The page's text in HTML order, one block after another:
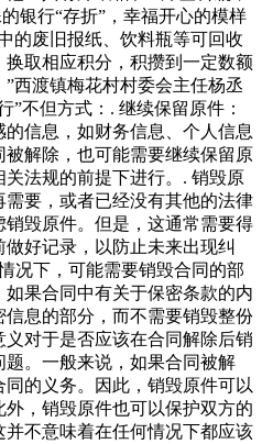
银行“存折”，幸福开心的模样
的废旧报纸、饮料瓶等可回收
取相应积分，积攒到一定数额
西渡镇梅花村村委会主任杨丞
”不但方式：. 继续保留原件：
信息，如财务信息、个人信息
解除，也可能需要继续保留原
法规的前提下进行。. 销毁原
要，或者已经没有其他的法律
毁原件。但是，这通常需要得
好记录，以防止未来出现纠
况下，可能需要销毁合同的部
果合同中有关于保密条款的内
息的部分，而不需要销毁整份
对于是否应该在合同解除后销
。一般来说，如果合同被解
的义务。因此，销毁原件可以
，销毁原件也可以保护双方的
不意味着在任何情况下都应该